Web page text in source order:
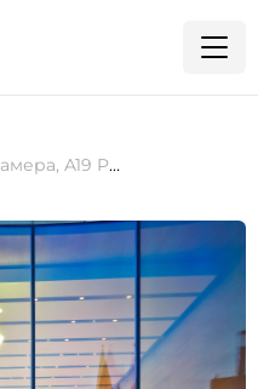
iPhone 17: 24 МП фронтальна камера, A19 Pro та ультратонкий iPhone 17 Air